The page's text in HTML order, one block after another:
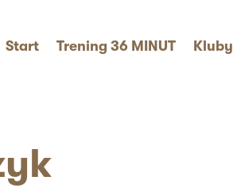
Start Trening 36 MINUT Kluby